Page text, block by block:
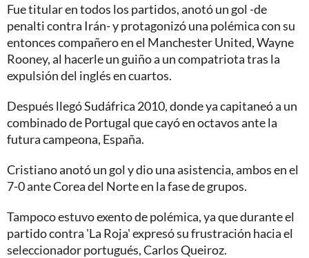
Fue titular en todos los partidos, anotó un gol -de
penalti contra Irán- y protagonizó una polémica con su
entonces compañero en el Manchester United, Wayne
Rooney, al hacerle un guiño a un compatriota tras la
expulsión del inglés en cuartos.
Después llegó Sudáfrica 2010, donde ya capitaneó a un
combinado de Portugal que cayó en octavos ante la
futura campeona, España.
Cristiano anotó un gol y dio una asistencia, ambos en el
7-0 ante Corea del Norte en la fase de grupos.
Tampoco estuvo exento de polémica, ya que durante el
partido contra 'La Roja' expresó su frustración hacia el
seleccionador portugués, Carlos Queiroz.